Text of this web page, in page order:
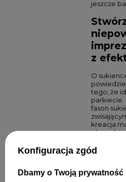
jeszcze
z
O
tego, że
parkiecie.
fason
kreacja
plecach,
bez
zapewni
Konfiguracja zgód
Dbamy o Twoją prywatność